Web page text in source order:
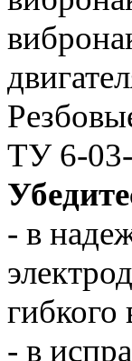
ТУ 6-
- в
гибкого
- в